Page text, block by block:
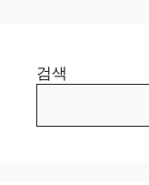
검색